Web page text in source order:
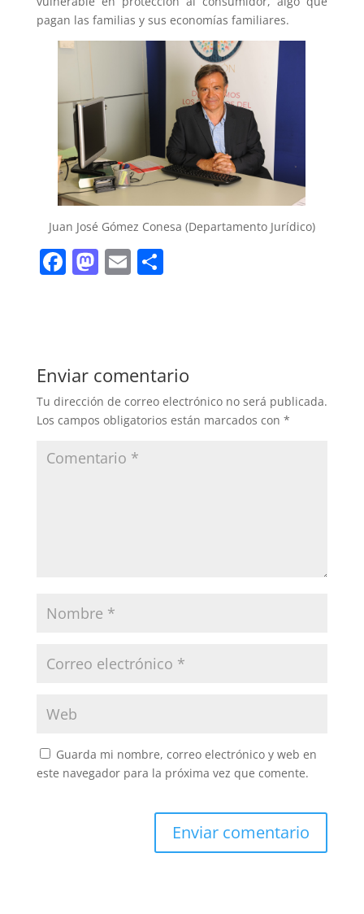
pagan las familias y sus economías familiares.
Juan José Gómez Conesa (Departamento Jurídico)
F
b
o
o
M
d
o
n
E C
ar
tir
Enviar comentario
Tu dirección de correo electrónico no será publicada.
Los campos obligatorios están marcados con *
Guarda mi nombre, correo electrónico y web en
este navegador para la próxima vez que comente.